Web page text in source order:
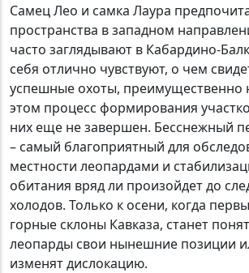
Самец Лео и самка Лаура
пространства в западном
часто заглядывают в Кабардино-
себя отлично чувствуют, о чем
успешные охоты, преимущественно
этом процесс формирования
них еще не завершен. Бесснежный
– самый благоприятный для
местности леопардами и
обитания вряд ли произойдет до
холодов. Только к осени, когда
горные склоны Кавказа, станет
леопарды свои нынешние позиции
изменят дислокацию.